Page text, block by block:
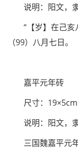
说明：阳文，
年（94）。
尺寸：17×7cm
说明：阳文，
“【岁】在己亥
（99）八月七日。